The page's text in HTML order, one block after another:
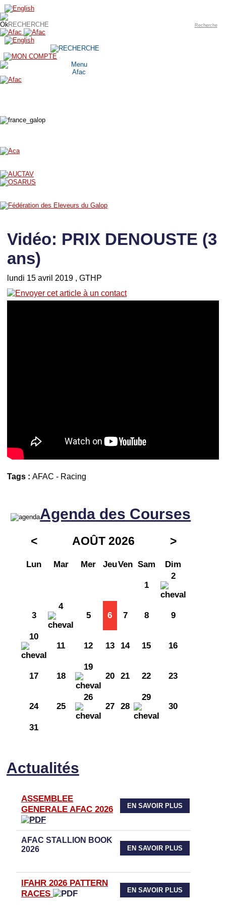
Recherche
Vidéo: PRIX DENOUSTE (3
ans)
lundi 15 avril 2019 , GTHP
Tags : AFAC - Racing
Agenda des Courses
< AOÛT 2026 >
Lun Mar Mer JeuVen Sam Dim
1
2
3
4
5
6 7 8 9
10
11
12 13 14 15 16
17 18
19
20
21 22 23
24 25
26
27
28
29
30
31
Actualités
ASSEMBLEE
GENERALE AFAC 2026
EN SAVOIR PLUS
AFAC STALLION BOOK
2026
EN SAVOIR PLUS
IFAHR 2026 PATTERN
RACES
EN SAVOIR PLUS